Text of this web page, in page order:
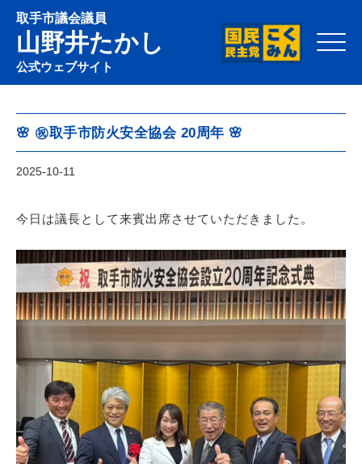
取手市議会議員
山野井たかし
公式ウェブサイト
Click
🌸 ㊗️取手市防火安全協会 20周年 🌸
2025-10-11
今日は議長として来賓出席させていただきました。